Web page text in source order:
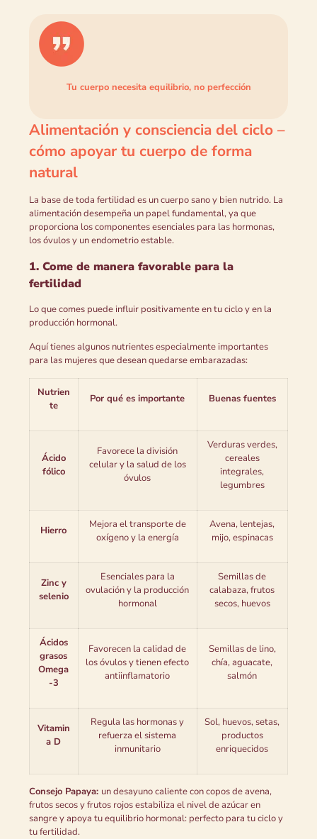
Tu cuerpo necesita equilibrio, no perfección
Alimentación y consciencia del ciclo –
cómo apoyar tu cuerpo de forma
natural
La base de toda fertilidad es un cuerpo sano y bien nutrido. La
alimentación desempeña un papel fundamental, ya que
proporciona los componentes esenciales para las hormonas,
los óvulos y un endometrio estable.
1. Come de manera favorable para la
fertilidad
Lo que comes puede influir positivamente en tu ciclo y en la
producción hormonal.
Aquí tienes algunos nutrientes especialmente importantes
para las mujeres que desean quedarse embarazadas:
Nutrien
te
Por qué es importante Buenas fuentes
Ácido
fólico
Favorece la división
celular y la salud de los
óvulos
Verduras verdes,
cereales
integrales,
legumbres
Hierro
Mejora el transporte de
oxígeno y la energía
Avena, lentejas,
mijo, espinacas
Zinc y
selenio
Esenciales para la
ovulación y la producción
hormonal
Semillas de
calabaza, frutos
secos, huevos
Ácidos
grasos
Omega
-3
Favorecen la calidad de
los óvulos y tienen efecto
antiinflamatorio
Semillas de lino,
chía, aguacate,
salmón
Vitamin
a D
Regula las hormonas y
refuerza el sistema
inmunitario
Sol, huevos, setas,
productos
enriquecidos
Consejo Papaya: un desayuno caliente con copos de avena,
frutos secos y frutos rojos estabiliza el nivel de azúcar en
sangre y apoya tu equilibrio hormonal: perfecto para tu ciclo y
tu fertilidad.